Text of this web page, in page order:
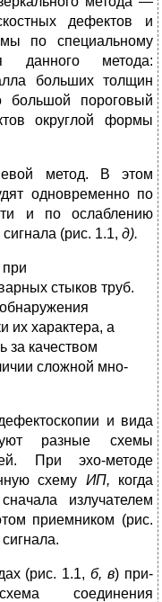
дефектов и
по специальному
данного метода:
больших толщин
большой пороговый
округлой формы
метод. В этом
одновременно по
и по ослаблению
(рис. 1.1, д).
стыков труб.
их характера, а
за качест­вом
сложной мно­
и вида
разные схемы
При эхо-методе
схему ИП, когда
излучателем
приемником (рис.
(рис. 1.1,б, в) при­
соединения